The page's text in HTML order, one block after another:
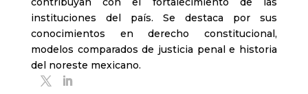
instituciones del país. Se destaca por sus
conocimientos en derecho constitucional,
modelos comparados de justicia penal e historia
del noreste mexicano.